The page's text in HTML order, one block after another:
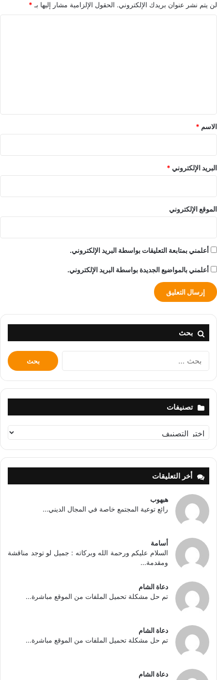
لن يتم نشر عنوان بريدك الإلكتروني. الحقول الإلزامية مشار إليها بـ *
*
الاسم *
البريد الإلكتروني *
الموقع الإلكتروني
أعلمني بمتابعة التعليقات بواسطة البريد الإلكتروني.
أعلمني بالمواضيع الجديدة بواسطة البريد الإلكتروني.
بحث
البحث
عن:
تصنيفات
تصنيفات
أخر التعليقات
هبهوب
رائع توعية المجتمع خاصة في المجال الديني...
أسامة
السلام عليكم ورحمة الله وبركاته : جميل لو توجد مناقشة
ومقدمة...
دعاة الشام
تم حل مشكلة تحميل الملفات من الموقع مباشرة...
دعاة الشام
تم حل مشكلة تحميل الملفات من الموقع مباشرة...
دعاة الشام